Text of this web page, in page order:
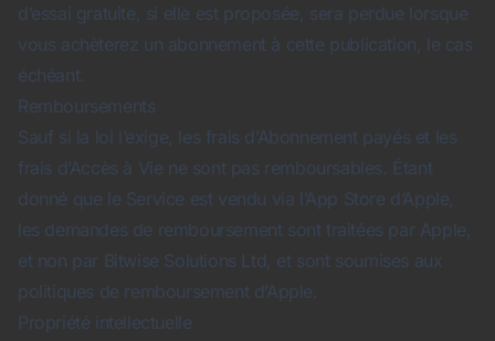
d’essai gratuite, si elle est proposée, sera perdue lorsque
vous achèterez un abonnement à cette publication, le cas
échéant.
Remboursements
Sauf si la loi l’exige, les frais d’Abonnement payés et les
frais d’Accès à Vie ne sont pas remboursables. Étant
donné que le Service est vendu via l’App Store d’Apple,
les demandes de remboursement sont traitées par Apple,
et non par Bitwise Solutions Ltd, et sont soumises aux
politiques de remboursement d’Apple.
Propriété intellectuelle